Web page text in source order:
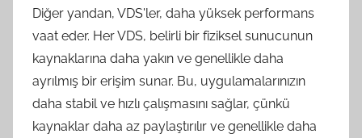
Diğer yandan, VDS'ler, daha yüksek performans
vaat eder. Her VDS, belirli bir fiziksel sunucunun
kaynaklarına daha yakın ve genellikle daha
ayrılmış bir erişim sunar. Bu, uygulamalarınızın
daha stabil ve hızlı çalışmasını sağlar, çünkü
kaynaklar daha az paylaştırılır ve genellikle daha